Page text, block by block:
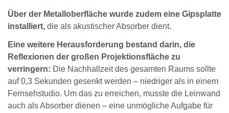
Über der Metalloberfläche wurde zudem eine Gipsplatte
installiert, die als akustischer Absorber dient.
Eine weitere Herausforderung bestand darin, die
Reflexionen der großen Projektionsfläche zu
verringern: Die Nachhallzeit des gesamten Raums sollte
auf 0,3 Sekunden gesenkt werden – niedriger als in einem
Fernsehstudio. Um das zu erreichen, musste die Leinwand
auch als Absorber dienen – eine unmögliche Aufgabe für